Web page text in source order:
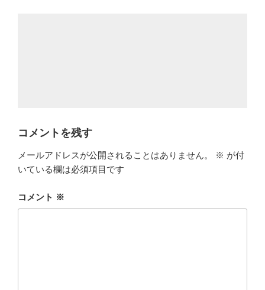
コメントを残す
メールアドレスが公開されることはありません。 ※ が付
いている欄は必須項目です
コメント ※